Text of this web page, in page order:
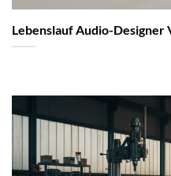
Lebenslauf Audio-Designer